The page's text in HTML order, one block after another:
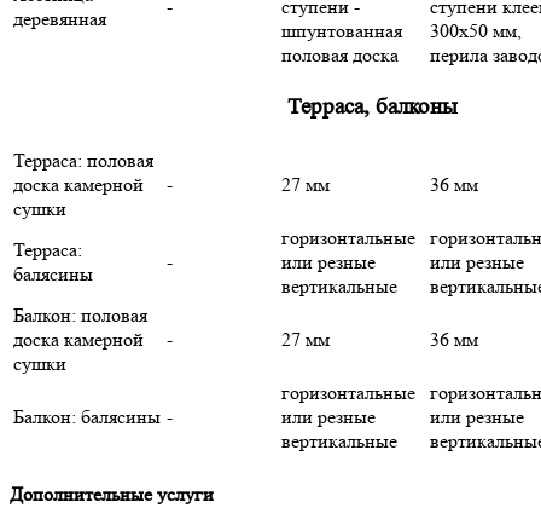
деревянная
-
ступени -
шпунтованная
половая доска
ступени
300х50 мм,
перила
Терраса, балконы
Терраса: половая
доска камерной
сушки
- 27 мм 36 мм
Терраса:
балясины
-
горизонтальные
или резные
вертикальные
или резные
Балкон: половая
доска камерной
сушки
- 27 мм 36 мм
Балкон: балясины -
горизонтальные
или резные
вертикальные
или резные
Дополнительные услуги